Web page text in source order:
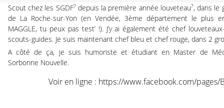
Scout chez les SGDF?depuis la première année louveteau?, dans le
de La Roche-sur-Yon (en Vendée, 3ème département le plus
MAGGLE, tu peux pas test’ !). J’y ai également été chef
scouts-guides. Je suis maintenant chef bleu et chef rouge, dans 2
A côté de ça, je suis humoriste et étudiant en Master de
Sorbonne Nouvelle.
Voir en ligne : https://www.facebook.com/pages/